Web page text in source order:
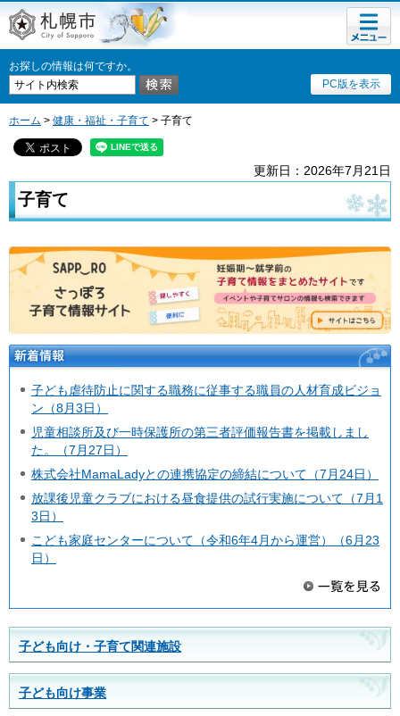
札幌市
お探しの情報は何ですか。
PC版を表示
メニュ
ー
ホーム > 健康・福祉・子育て > 子育て
更新日：2026年7月21日
子育て
新着情報
子ども虐待防止に関する職務に従事する職員の人材育成ビジョ
ン（8月3日）
児童相談所及び一時保護所の第三者評価報告書を掲載しまし
た。（7月27日）
株式会社MamaLadyとの連携協定の締結について（7月24日）
放課後児童クラブにおける昼食提供の試行実施について（7月1
3日）
こども家庭センターについて（令和6年4月から運営）（6月23
日）
子ども向け・子育て関連施設
子ども向け事業